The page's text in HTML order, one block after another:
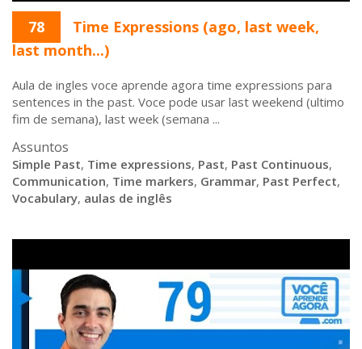
78
Time Expressions (ago, last week,
last month...)
Aula de ingles voce aprende agora time expressions para
sentences in the past. Voce pode usar last weekend (ultimo
fim de semana), last week (semana ...
Assuntos
Simple Past, Time expressions, Past, Past Continuous,
Communication, Time markers, Grammar, Past Perfect,
Vocabulary, aulas de inglês